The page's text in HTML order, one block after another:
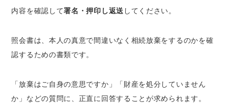
内容を確認して署名・押印し返送 してください。
照会書は、本人の真意で間違いなく相続放棄をするのかを確
認するための書類です。
「放棄はご自身の意思ですか」「財産を処分していません
か」などの質問に、正直に回答することが求められます。